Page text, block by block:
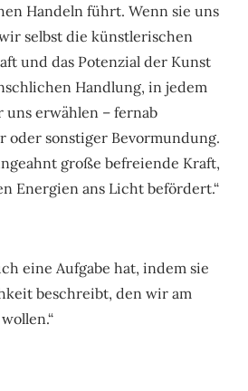
Handeln führt. Wenn sie uns
selbst die künstlerischen
und das Potenzial der Kunst
Handlung, in jedem
uns erwählen – fernab
oder sonstiger Bevormundung.
große befreiende Kraft,
Energien ans Licht befördert.“
eine Aufgabe hat, indem sie
beschreibt, den wir am